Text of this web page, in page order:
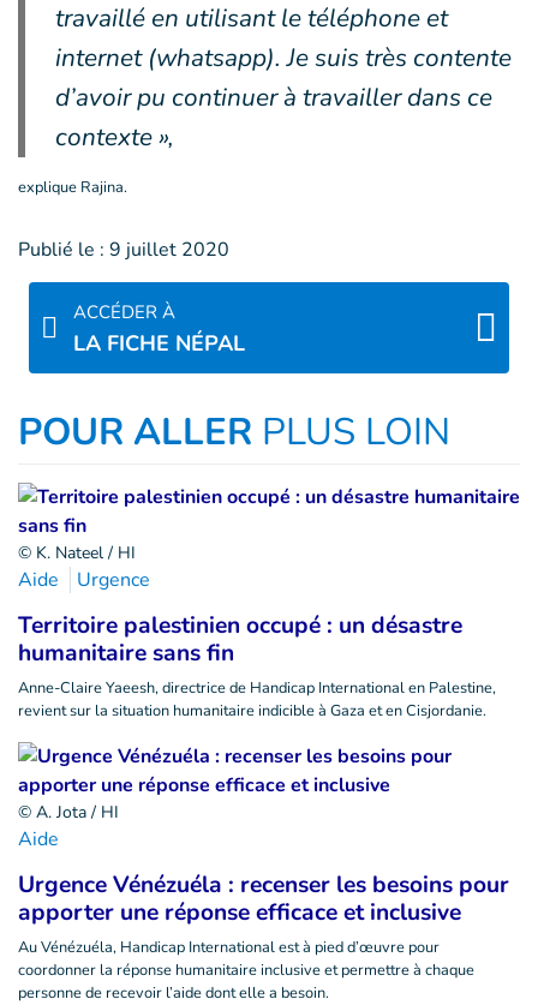
travaillé en utilisant le téléphone et
internet (whatsapp). Je suis très contente
d’avoir pu continuer à travailler dans ce
contexte »,
explique Rajina.
Publié le : 9 juillet 2020
ACCÉDER À
LA FICHE NÉPAL
POUR ALLER PLUS LOIN
© K. Nateel / HI
Aide Urgence
Territoire palestinien occupé : un désastre
humanitaire sans fin
Anne-Claire Yaeesh, directrice de Handicap International en Palestine,
revient sur la situation humanitaire indicible à Gaza et en Cisjordanie.
© A. Jota / HI
Aide
Urgence Vénézuéla : recenser les besoins pour
apporter une réponse efficace et inclusive
Au Vénézuéla, Handicap International est à pied d’œuvre pour
coordonner la réponse humanitaire inclusive et permettre à chaque
personne de recevoir l’aide dont elle a besoin.